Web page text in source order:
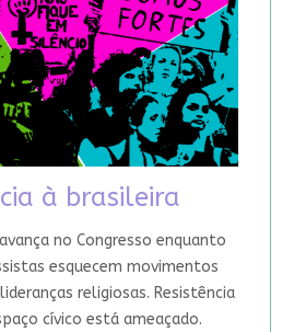
à brasileira
no Congresso enquanto
esquecem movimentos
religiosas. Resistência
cívico está ameaçado.